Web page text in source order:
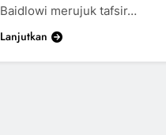
Baidlowi merujuk tafsir…
Lanjutkan